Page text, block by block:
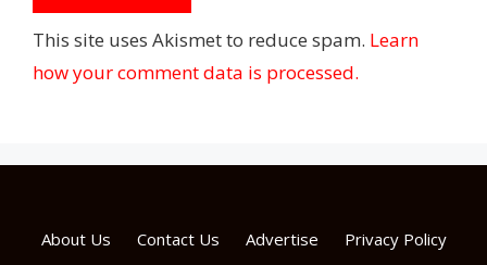
This site uses Akismet to reduce spam. Learn
how your comment data is processed.
About Us Contact Us Advertise Privacy Policy